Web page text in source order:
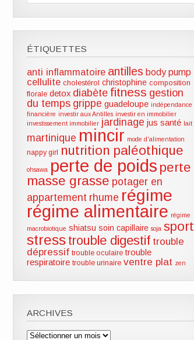
ÉTIQUETTES
anti inflammatoire antilles body pump
cellulite cholestérol christophine composition
florale detox diabète fitness gestion
du temps grippe guadeloupe indépendance
financière investir aux Antilles investir en immobilier
investissement immobilier jardinage jus santé lait
martinique mincir mode d'alimentation
nappy girl nutrition paléothique
ohsawa perte de poids perte
masse grasse potager en
appartement rhume régime
régime alimentaire régime
macrobiotique shiatsu soin capillaire soja sport
stress trouble digestif trouble
dépressif trouble oculaire trouble
respiratoire trouble urinaire ventre plat zen
ARCHIVES
Archives